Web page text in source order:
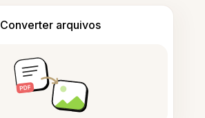
Converter arquivos